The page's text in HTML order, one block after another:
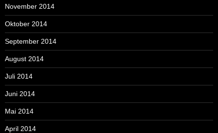
November 2014
Oktober 2014
September 2014
August 2014
Juli 2014
Juni 2014
Mai 2014
April 2014